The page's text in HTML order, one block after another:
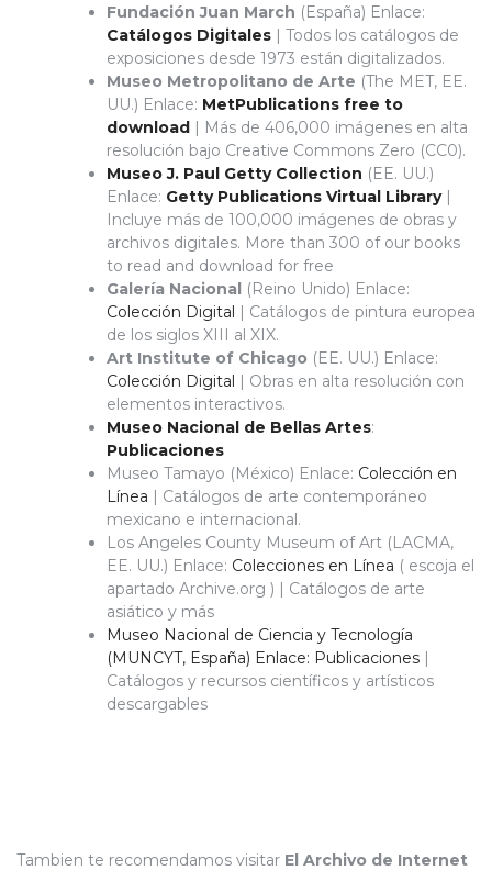
Fundación Juan March (España) Enlace:
Catálogos Digitales | Todos los catálogos de
exposiciones desde 1973 están digitalizados.
Museo Metropolitano de Arte (The MET, EE.
UU.) Enlace: MetPublications free to
download | Más de 406,000 imágenes en alta
resolución bajo Creative Commons Zero (CC0).
Museo J. Paul Getty Collection (EE. UU.)
Enlace: Getty Publications Virtual Library|
Incluye más de 100,000 imágenes de obras y
archivos digitales. More than 300 of our books
to read and download for free
Galería Nacional (Reino Unido) Enlace:
Colección Digital | Catálogos de pintura europea
de los siglos XIII al XIX.
Art Institute of Chicago (EE. UU.) Enlace:
Colección Digital | Obras en alta resolución con
elementos interactivos.
Museo Nacional de Bellas Artes:
Publicaciones
Museo Tamayo (México) Enlace: Colección en
Línea | Catálogos de arte contemporáneo
mexicano e internacional.
Los Angeles County Museum of Art (LACMA,
EE. UU.) Enlace: Colecciones en Línea ( escoja el
apartado Archive.org ) | Catálogos de arte
asiático y más
Museo Nacional de Ciencia y Tecnología
(MUNCYT, España) Enlace: Publicaciones |
Catálogos y recursos científicos y artísticos
descargables
Tambien te recomendamos visitar El Archivo de Internet